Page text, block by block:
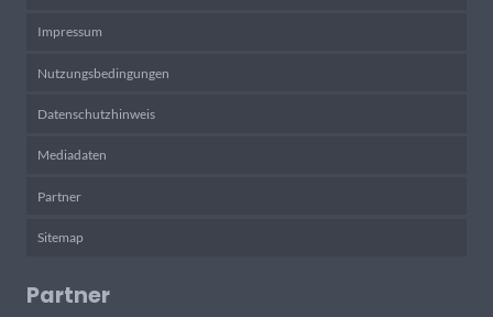
Impressum
Nutzungsbedingungen
Datenschutzhinweis
Mediadaten
Partner
Sitemap
Partner